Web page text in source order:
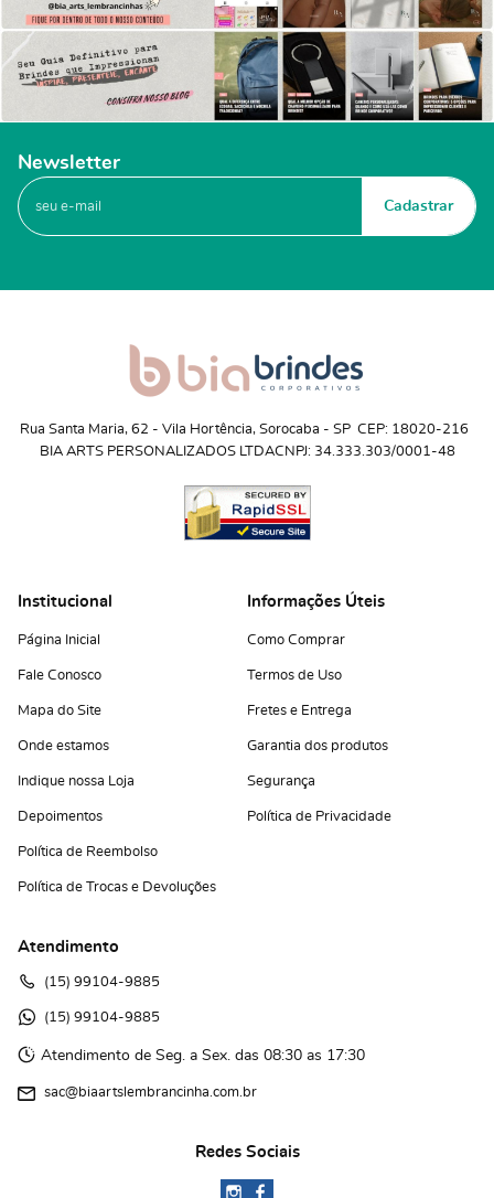
Newsletter
Cadastrar
Rua Santa Maria, 62 - Vila Hortência, Sorocaba - SP CEP: 18020-216
BIA ARTS PERSONALIZADOS LTDACNPJ: 34.333.303/0001-48
Institucional
Página Inicial
Fale Conosco
Mapa do Site
Onde estamos
Indique nossa Loja
Depoimentos
Política de Reembolso
Política de Trocas e Devoluções
Informações Úteis
Como Comprar
Termos de Uso
Fretes e Entrega
Garantia dos produtos
Segurança
Política de Privacidade
Atendimento
(15) 99104-9885
(15) 99104-9885
Atendimento de Seg. a Sex. das 08:30 as 17:30
sac@biaartslembrancinha.com.br
Redes Sociais